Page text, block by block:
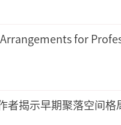
for
者揭示早期聚落空间格